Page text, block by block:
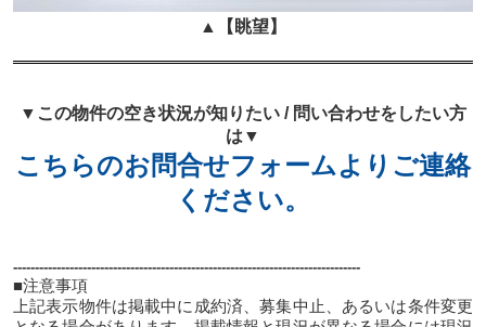
▲ 【眺望】
▼この物件の空き状況が知りたい / 問い合わせをしたい方
は▼
こちらのお問合せフォームよりご連絡
ください。
--------------------------------------------------------------------------------
■注意事項
上記表示物件は掲載中に成約済、募集中止、あるいは条件変更